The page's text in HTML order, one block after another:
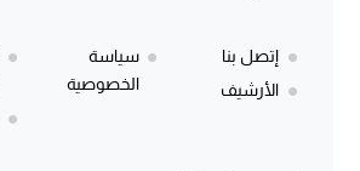
إتصل بنا
الأرشيف
سياسة
الخصوصية